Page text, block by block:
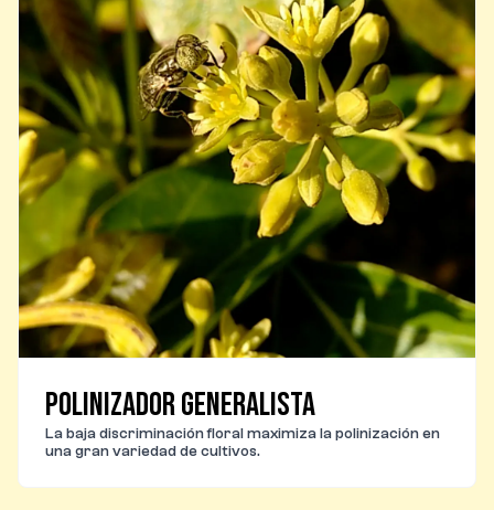
Polinizador generalista
La baja discriminación floral maximiza la polinización en
una gran variedad de cultivos.